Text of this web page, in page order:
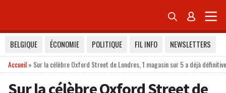
 
BELGIQUE ÉCONOMIE POLITIQUE FIL INFO
NEWSLETTERS
Accueil» Sur la célèbre Oxford Street de Londres, 1 magasin sur 5 a déjà
Sur la célèbre Oxford Street de